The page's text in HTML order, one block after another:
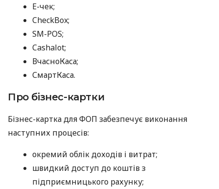
E-чек;
CheckBox;
SM-POS;
Cashalot;
ВчасноКаса;
СмартКаса.
Про бізнес-картки
Бізнес-картка для ФОП забезпечує виконання
наступних процесів:
окремий облік доходів і витрат;
швидкий доступ до коштів з
підприємницького рахунку;